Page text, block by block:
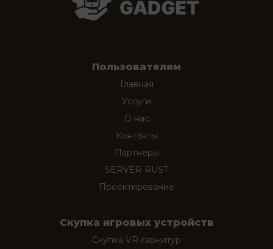
Пользователям
Главная
Услуги
О нас
Контакты
Партнеры
SERVER RUST
Проектирование
Скупка игровых устройств
Скупка VR-гарнитур